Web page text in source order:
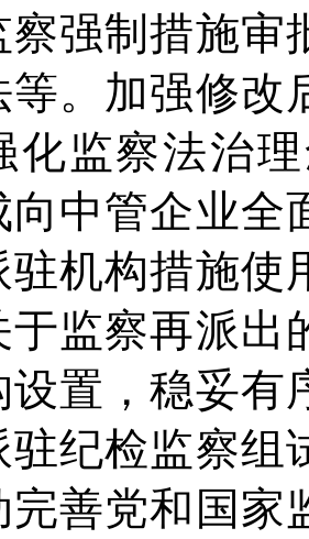
察强制措施审
等。加强修改
化监察法治
向中管企业全
驻机构措施使
于监察再派出
设置，稳妥有
驻纪检监察组
完善党和国家